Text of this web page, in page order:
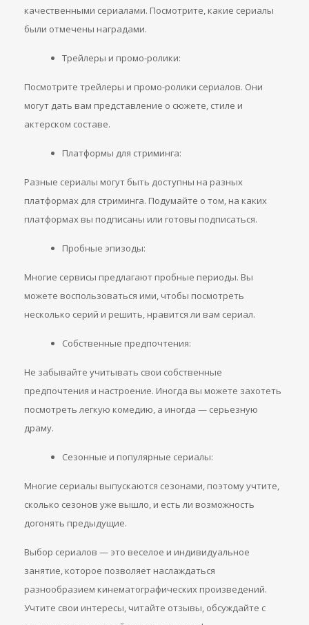
качественными сериалами. Посмотрите, какие сериалы
были отмечены наградами.
Трейлеры и промо-ролики:
Посмотрите трейлеры и промо-ролики сериалов. Они
могут дать вам представление о сюжете, стиле и
актерском составе.
Платформы для стриминга:
Разные сериалы могут быть доступны на разных
платформах для стриминга. Подумайте о том, на каких
платформах вы подписаны или готовы подписаться.
Пробные эпизоды:
Многие сервисы предлагают пробные периоды. Вы
можете воспользоваться ими, чтобы посмотреть
несколько серий и решить, нравится ли вам сериал.
Собственные предпочтения:
Не забывайте учитывать свои собственные
предпочтения и настроение. Иногда вы можете захотеть
посмотреть легкую комедию, а иногда — серьезную
драму.
Сезонные и популярные сериалы:
Многие сериалы выпускаются сезонами, поэтому учтите,
сколько сезонов уже вышло, и есть ли возможность
догонять предыдущие.
Выбор сериалов — это веселое и индивидуальное
занятие, которое позволяет наслаждаться
разнообразием кинематографических произведений.
Учтите свои интересы, читайте отзывы, обсуждайте с